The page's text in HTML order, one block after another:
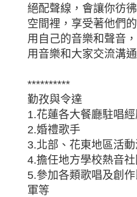
絕配聲線，會讓你彷
空間裡，享受著他們
用自己的音樂和聲音
用音樂和大家交流溝通
**********
勤孜與令達
1.花蓮各大餐廳駐唱
2.婚禮歌手
3.北部、花東地區活
4.擔任地方學校熱音
5.參加各類歌唱及創
軍等